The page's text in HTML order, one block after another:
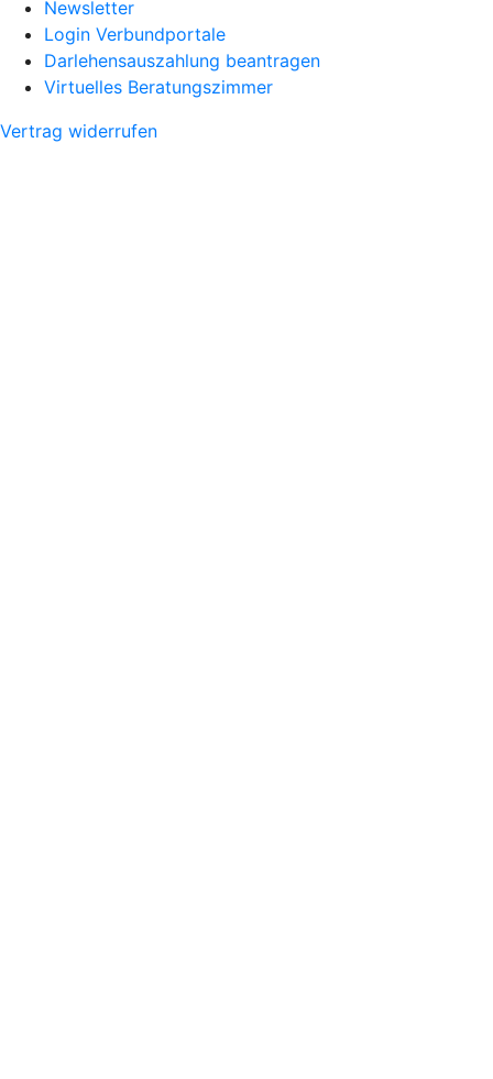
Newsletter
Login Verbundportale
Darlehensauszahlung beantragen
Virtuelles Beratungszimmer
Vertrag widerrufen